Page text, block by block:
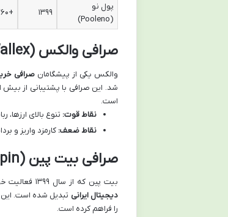
پول نو
(Pooleno)
۱۳۹۹ +۲۶۰
صرافی والکس (Wallex)
والکس یکی از پیشگامانصرافی
است.
نقاط قوت: تنوع بالای ارزها،
نقاط ضعف: کارمزد واریز و برداشت ریالی (۰.۰۲٪ و
صرافی بیت پین (Bitpin)
بیت پین که از سال ۱۳۹۹ فعالیت خود را آغاز کرده، با طراحی کاربرپسند و ارائه خدمات متنوع به یکی از محبوب ترین
دیجیتال ایرانی
را فراهم کرده است.